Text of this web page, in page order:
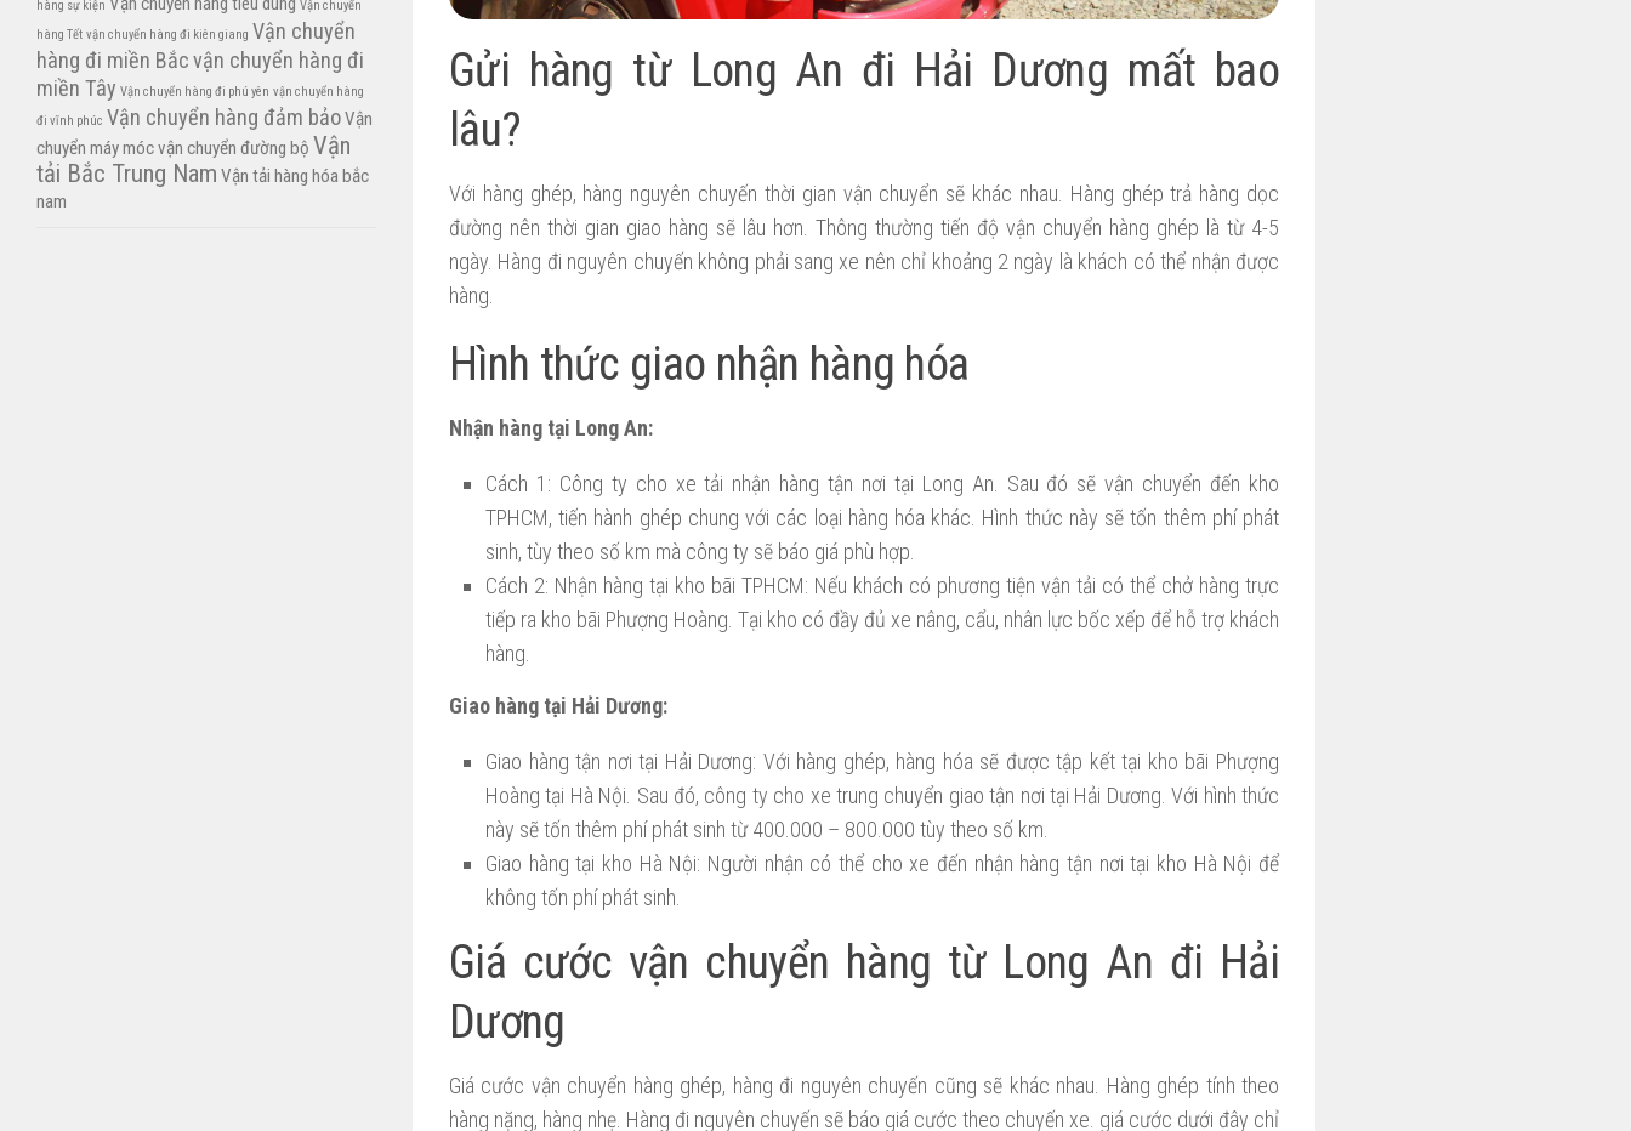
Gửi hàng từ Long An đi Hải Dương mất bao
lâu?
Với hàng ghép, hàng nguyên chuyến thời gian vận chuyển sẽ khác nhau. Hàng ghép trả hàng dọc
đường nên thời gian giao hàng sẽ lâu hơn. Thông thường tiến độ vận chuyển hàng ghép là từ 4-5
ngày. Hàng đi nguyên chuyến không phải sang xe nên chỉ khoảng 2 ngày là khách có thể nhận được
hàng.
Hình thức giao nhận hàng hóa
Nhận hàng tại Long An:
Cách 1: Công ty cho xe tải nhận hàng tận nơi tại Long An. Sau đó sẽ vận chuyển đến kho
TPHCM, tiến hành ghép chung với các loại hàng hóa khác. Hình thức này sẽ tốn thêm phí phát
sinh, tùy theo số km mà công ty sẽ báo giá phù hợp.
Cách 2: Nhận hàng tại kho bãi TPHCM: Nếu khách có phương tiện vận tải có thể chở hàng trực
tiếp ra kho bãi Phượng Hoàng. Tại kho có đầy đủ xe nâng, cẩu, nhân lực bốc xếp để hỗ trợ khách
hàng.
Giao hàng tại Hải Dương:
Giao hàng tận nơi tại Hải Dương: Với hàng ghép, hàng hóa sẽ được tập kết tại kho bãi Phượng
Hoàng tại Hà Nội. Sau đó, công ty cho xe trung chuyển giao tận nơi tại Hải Dương. Với hình thức
này sẽ tốn thêm phí phát sinh từ 400.000 – 800.000 tùy theo số km.
Giao hàng tại kho Hà Nội: Người nhận có thể cho xe đến nhận hàng tận nơi tại kho Hà Nội để
không tốn phí phát sinh.
Giá cước vận chuyển hàng từ Long An đi Hải
Dương
Giá cước vận chuyển hàng ghép, hàng đi nguyên chuyến cũng sẽ khác nhau. Hàng ghép tính theo
hàng nặng, hàng nhẹ. Hàng đi nguyên chuyến sẽ báo giá cước theo chuyến xe. giá cước dưới đây chỉ
hàng sự kiện
Vận chuyển
hàng Tết vận chuyển hàng đi kiên giang Vận chuyển
hàng đi miền Bắcvận chuyển hàng đi
miền Tây Vận chuyển hàng đi phú yên vận chuyển hàng
đi vĩnh phúc Vận chuyển hàng đảm bảoVận
chuyển máy mócvận chuyển đường bộ Vận
tải Bắc Trung Nam Vận tải hàng hóa bắc
nam